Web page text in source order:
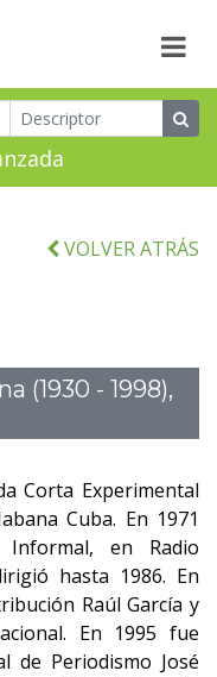
VOLVER ATRÁS
(1930 - 1998),
Corta Experimental
Cuba. En 1971
en Radio
hasta 1986. En
Raúl García y
En 1995 fue
de Periodismo José